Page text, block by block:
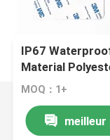
IP67
Material
Industrial
MOQ：1+
meilleur